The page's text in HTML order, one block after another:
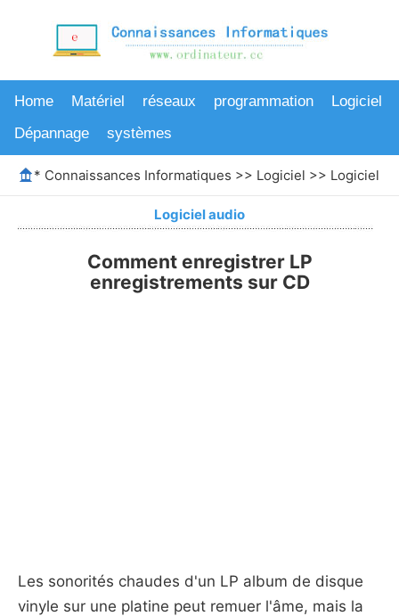
Home Matériel réseaux programmation
Logiciel
Dépannage
systèmes
* Connaissances Informatiques >> Logiciel >> Logiciel
Logiciel audio
Comment enregistrer LP
enregistrements sur CD
Les sonorités chaudes d'un LP album de disque
vinyle sur une platine peut remuer l'âme, mais la